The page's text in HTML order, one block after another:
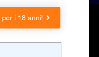
i 18 anni!